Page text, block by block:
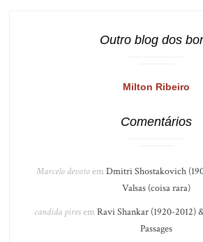
Outro blog dos
Milton Ribeiro
Comentários
Marcelo devotoem Dmitri Shostakovich
Valsas (coisa rara)
candida piresem Ravi Shankar (1920-2012)
Passages